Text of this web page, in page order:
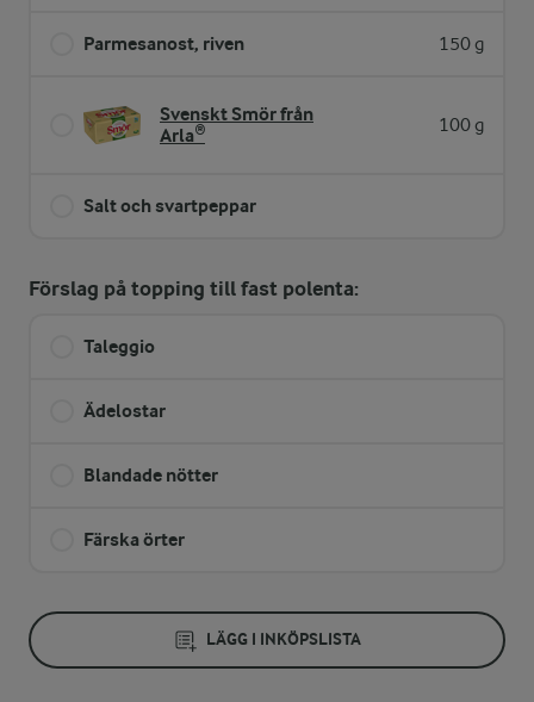
Parmesanost, riven 150 g
Svenskt Smör från
Arla®
100 g
Salt och svartpeppar
Förslag på topping till fast polenta:
Taleggio
Ädelostar
Blandade nötter
Färska örter
LÄGG I INKÖPSLISTA